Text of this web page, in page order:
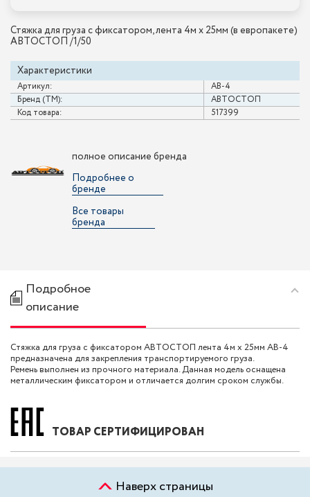
Стяжка для груза с фиксатором, лента 4м х 25мм (в европакете)
АВТОСТОП /1/50
Характеристики
Артикул:
AB-4
Бренд (ТМ):
АВТОСТОП
Код товара:
517399
полное описание бренда
Подробнее о
бренде
Все товары
бренда
Подробное
описание
Стяжка для груза с фиксатором АВТОСТОП лента 4м х 25мм AB-4
предназначена для закрепления транспортируемого груза.
Ремень выполнен из прочного материала. Данная модель оснащена
металлическим фиксатором и отличается долгим сроком службы.
ТОВАР СЕРТИФИЦИРОВАН
Наверх страницы